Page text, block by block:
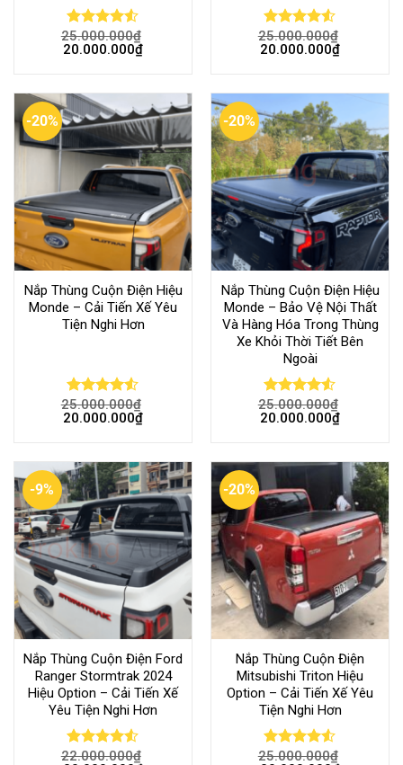
Rated
4.50out
25.000.000₫
20.000.000₫
Rated
4.50out
25.000.000₫
20.000.000₫
-20%
Nắp Thùng Cuộn Điện Hiệu
Monde – Cải Tiến Xế Yêu
Tiện Nghi Hơn
Rated
4.50out
25.000.000₫
20.000.000₫
-20%
Nắp Thùng Cuộn Điện Hiệu
Monde – Bảo Vệ Nội Thất
Và Hàng Hóa Trong Thùng
Xe Khỏi Thời Tiết Bên
Ngoài
Rated
4.50out
25.000.000₫
20.000.000₫
-9%
Nắp Thùng Cuộn Điện Ford
Ranger Stormtrak 2024
Hiệu Option – Cải Tiến Xế
Yêu Tiện Nghi Hơn
Rated
22.000.000₫
-20%
Nắp Thùng Cuộn Điện
Mitsubishi Triton Hiệu
Option – Cải Tiến Xế Yêu
Tiện Nghi Hơn
Rated
25.000.000₫